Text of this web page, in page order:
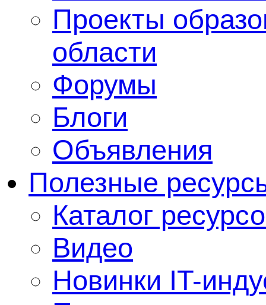
Проекты
области
Форумы
Блоги
Объявления
Полезные
Каталог
Видео
Новинки IT-